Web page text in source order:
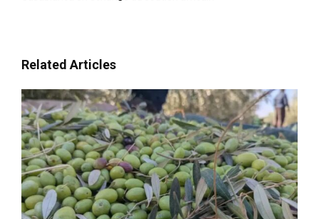
Related Articles